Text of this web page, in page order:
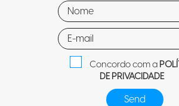
Concordo com a
DE PRIVACIDADE